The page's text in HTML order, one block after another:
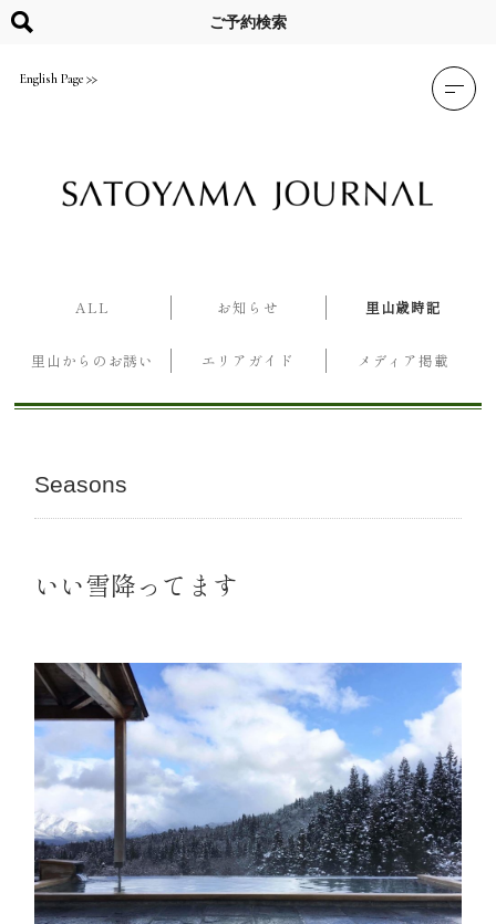
content
English Page
ご予約検索
ALL お知らせ 里山歳時記
里山からのお誘い エリアガイド メディア掲載
Seasons
いい雪降ってます